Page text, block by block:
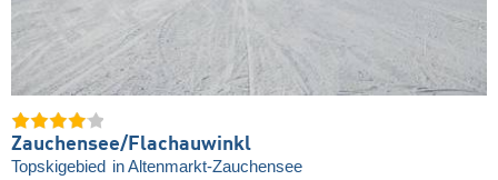
Zauchensee/​Flachauwinkl
Topskigebied in Altenmarkt-Zauchensee